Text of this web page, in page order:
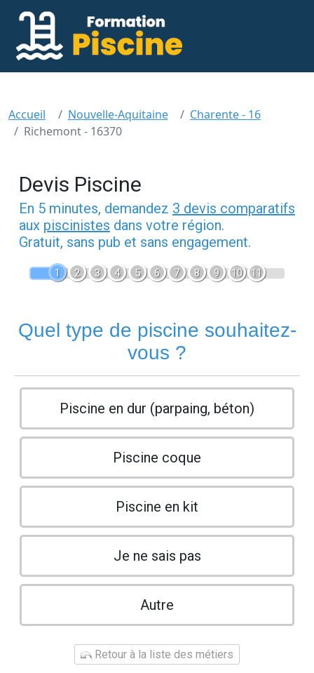
Accueil Nouvelle-Aquitaine
Charente - 16
Richemont - 16370
Devis Piscine
En 5 minutes, demandez 3 devis comparatifs
aux piscinistes dans votre région.
Gratuit, sans pub et sans engagement.
1 2 3 4 5 6 7 8 9 10 11
Quel type de piscine souhaitez-
vous ?
Piscine en dur (parpaing, béton)
Piscine coque
Piscine en kit
Je ne sais pas
Autre
Retour à la liste des métiers